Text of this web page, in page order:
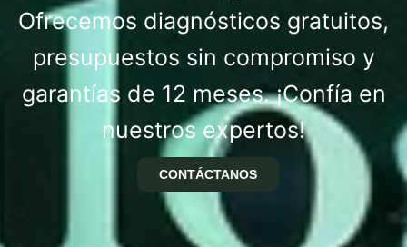
Ofrecemos diagnósticos gratuitos,
presupuestos sin compromiso y
garantías de 12 meses. ¡Confía en
nuestros expertos!
CONTÁCTANOS